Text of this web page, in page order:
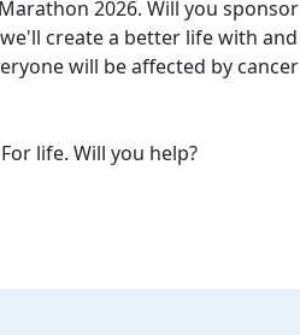
2026. Will you sponsor
create a better life with and
will be affected by cancer
life. Will you help?